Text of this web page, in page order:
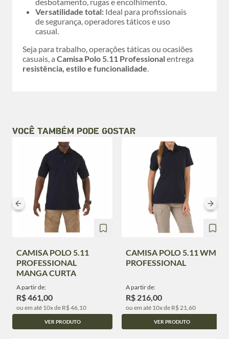
Versatilidade total: Ideal para profissionais
de segurança, operadores táticos e uso
casual.
Seja para trabalho, operações táticas ou ocasiões
casuais, a Camisa Polo 5.11 Professionalentrega
resistência, estilo e funcionalidade.
VOCÊ TAMBÉM PODE GOSTAR
CAMISA POLO 5.11
PROFESSIONAL
MANGA CURTA
A partir de:
R$ 461,00
ou em até 10x de R$ 46,10
VER PRODUTO
CAMISA POLO 5.11 WM
PROFESSIONAL
A partir de:
R$ 216,00
ou em até 10x de R$ 21,60
VER PRODUTO